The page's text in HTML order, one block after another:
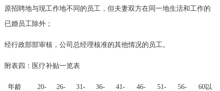
原招聘地与现工作地不同的员工，但夫妻双方在同一地生活和工作的
已婚员工除外；
经行政部部审核，公司总经理核准的其他情况的员工。
附表四：医疗补贴一览表
年龄 20- 26- 31- 36- 41- 46- 51- 56- 60以